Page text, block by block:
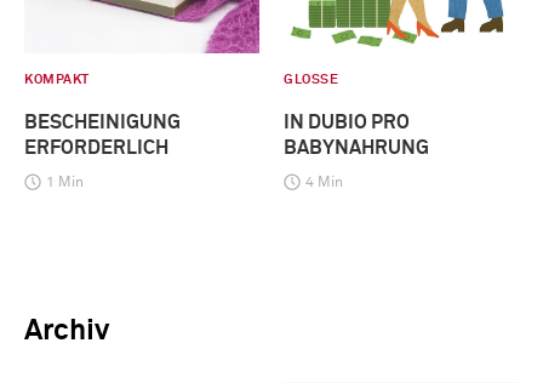
KOMPAKT
BESCHEINIGUNG
ERFORDERLICH
1 Min
GLOSSE
IN DUBIO PRO
BABYNAHRUNG
4 Min
Archiv